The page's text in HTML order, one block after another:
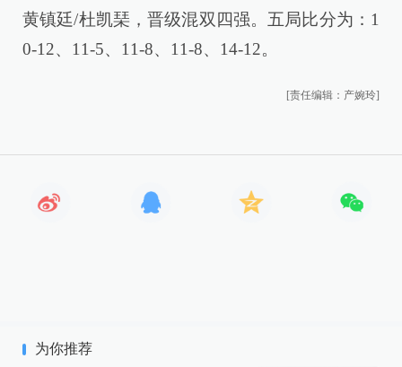
黄镇廷/杜凯琹，晋级混双四强。五局比分为：1
0-12、11-5、11-8、11-8、14-12。
[责任编辑：产婉玲]
为你推荐